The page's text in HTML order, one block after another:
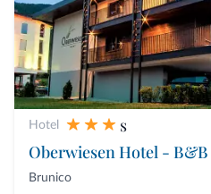
Hotel
s
Oberwiesen Hotel -
Brunico